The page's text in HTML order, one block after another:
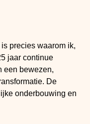
precies waarom ik,
jaar continue
een bewezen,
De
onderbouwing en